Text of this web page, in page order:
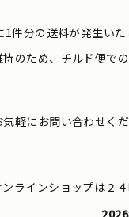
件分の送料が発生いた
のため、チルド便で
軽にお問い合わせくだ
ラインショップは２